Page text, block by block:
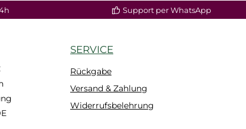
Support per WhatsApp
SERVICE
Rückgabe
Versand & Zahlung
Widerrufsbelehrung